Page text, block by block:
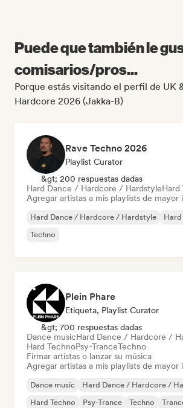
Puede que también le
comisarios/pros...
Porque estás visitando el perfil de UK
Hardcore 2026 (Jakka-B)
Rave Techno 2026
Playlist Curator
&gt; 200 respuestas dadas
Hard Dance / Hardcore / HardstyleHard
Agregar artistas a mis playlists de mayor
Hard Dance / Hardcore / Hardstyle
Hard
Techno
Plein Phare
Etiqueta, Playlist Curator
&gt; 700 respuestas dadas
Dance musicHard Dance / Hardcore /
Hard TechnoPsy-TranceTechno
Firmar artistas o lanzar su música
Agregar artistas a mis playlists de mayor
Dance music
Hard Dance / Hardcore /
Hard Techno
Psy-Trance Techno